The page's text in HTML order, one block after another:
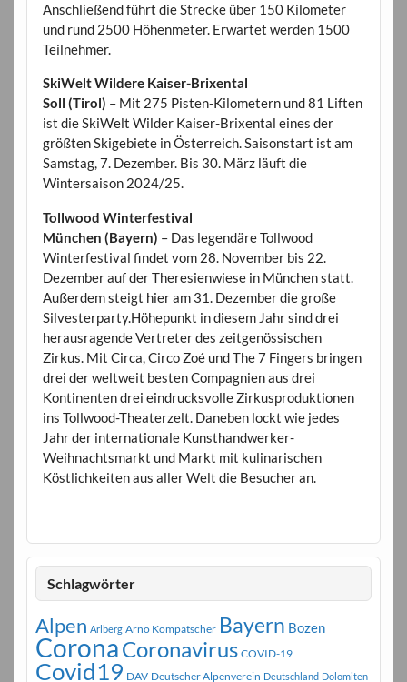
Anschließend führt die Strecke über 150 Kilometer
und rund 2500 Höhenmeter. Erwartet werden 1500
Teilnehmer.
SkiWelt Wildere Kaiser-Brixental
Soll (Tirol) – Mit 275 Pisten-Kilometern und 81 Liften
ist die SkiWelt Wilder Kaiser-Brixental eines der
größten Skigebiete in Österreich. Saisonstart ist am
Samstag, 7. Dezember. Bis 30. März läuft die
Wintersaison 2024/25.
Tollwood Winterfestival
München (Bayern) – Das legendäre Tollwood
Winterfestival findet vom 28. November bis 22.
Dezember auf der Theresienwiese in München statt.
Außerdem steigt hier am 31. Dezember die große
Silvesterparty.Höhepunkt in diesem Jahr sind drei
herausragende Vertreter des zeitgenössischen
Zirkus. Mit Circa, Circo Zoé und The 7 Fingers bringen
drei der weltweit besten Compagnien aus drei
Kontinenten drei eindrucksvolle Zirkusproduktionen
ins Tollwood-Theaterzelt. Daneben lockt wie jedes
Jahr der internationale Kunsthandwerker-
Weihnachtsmarkt und Markt mit kulinarischen
Köstlichkeiten aus aller Welt die Besucher an.
Schlagwörter
Alpen Arlberg Arno Kompatscher Bayern Bozen
CoronaCoronavirus COVID-19
Covid19 DAV Deutscher Alpenverein Deutschland Dolomiten